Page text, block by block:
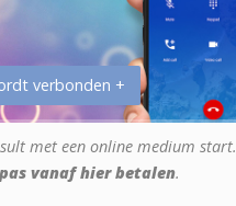
verbonden +
met een online medium start.
pas vanaf hier betalen.